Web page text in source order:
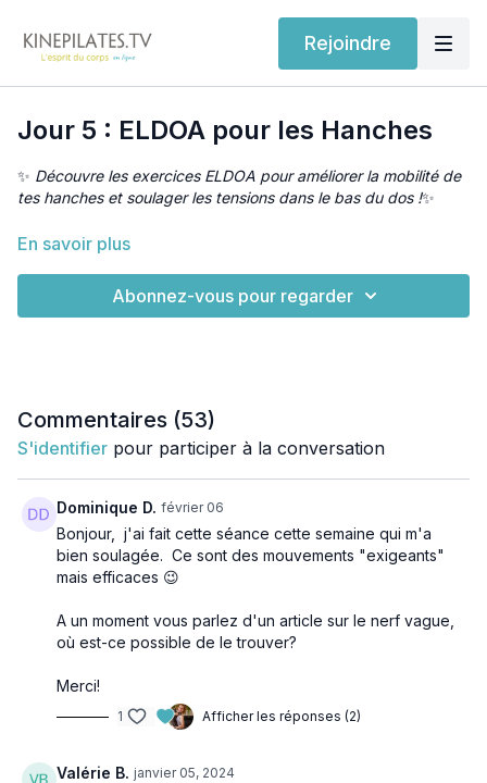
Rejoindre
Jour 5 : ELDOA pour les Hanches
✨ Découvre les exercices ELDOA pour améliorer la mobilité de
tes hanches et soulager les tensions dans le bas du dos !✨
Que ce soit après une marche, un entraînement intense, ou
hanches. Prends soin de ton corps et libère les tensions
Partagez moi vos sensations après l’avoir essayé
En savoir plus
Abonnez-vous pour regarder
Commentaires (53)
S'identifier pour participer à la conversation
Dominique D. février 06
Bonjour, j'ai fait cette séance cette semaine qui m'a
bien soulagée. Ce sont des mouvements "exigeants"
mais efficaces 😉
A un moment vous parlez d'un article sur le nerf vague,
où est-ce possible de le trouver?
Merci!
1 Afficher les réponses (2)
Valérie B. janvier 05, 2024